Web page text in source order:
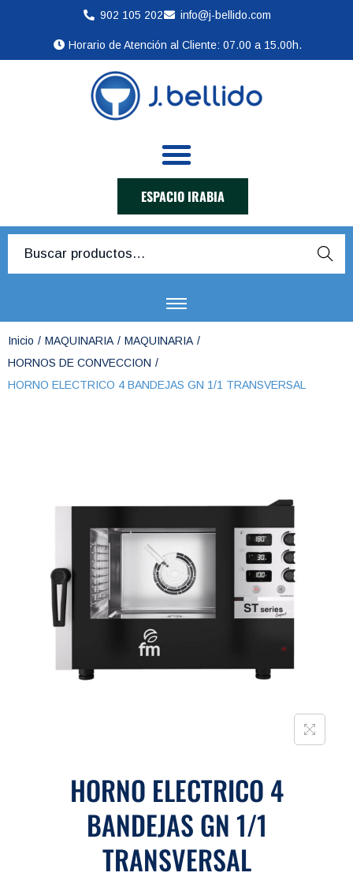
902 105 202 info@j-bellido.com
Horario de Atención al Cliente: 07.00 a 15.00h.
ESPACIO IRABIA
Busca
Inicio / MAQUINARIA / MAQUINARIA /
HORNOS DE CONVECCION /
HORNO ELECTRICO 4 BANDEJAS GN 1/1 TRANSVERSAL
HORNO ELECTRICO 4
BANDEJAS GN 1/1
TRANSVERSAL